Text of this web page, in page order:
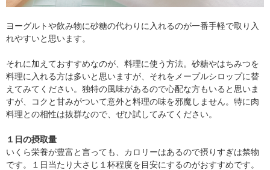
ヨーグルトや飲み物に砂糖の代わりに入れるのが一番手軽で取り入
れやすいと思います。
それに加えておすすめなのが、料理に使う方法。砂糖やはちみつを
料理に入れる方は多いと思いますが、それをメープルシロップに替
えてみてください。独特の風味があるので心配な方もいると思いま
すが、コクと甘みがついて意外と料理の味を邪魔しません。特に肉
料理との相性は抜群なので、ぜひ試してみてください。
１日の摂取量
いくら栄養が豊富と言っても、カロリーはあるので摂りすぎは禁物
です。１日当たり大さじ１杯程度を目安にするのがおすすめです。